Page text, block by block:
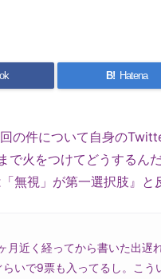
B! Hatena
の件について自身の
火をつけてどうするん
無視」が第一選択肢』と
月近く経ってから書いた出遅
いで9票も入ってるし。こう